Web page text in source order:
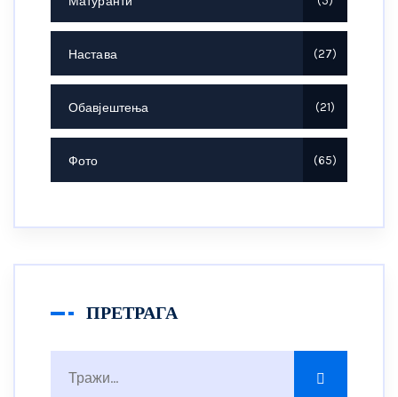
Настава 27
Обавјештења 21
Фото 65
ПРЕТРАГА